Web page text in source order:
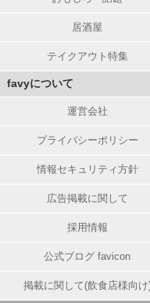
居酒屋
テイクアウト特集
favyについて
運営会社
プライバシーポリシー
情報セキュリティ方針
広告掲載に関して
採用情報
公式ブログ favicon
掲載に関して(飲食店様向け